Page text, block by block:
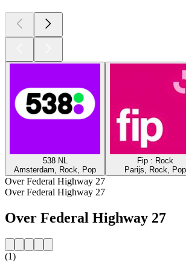
538 NL
Amsterdam, Rock, Pop
Fip : Rock
Parijs, Rock, Pop
Over Federal Highway 27
Over Federal Highway 27
Over Federal Highway 27
(1)